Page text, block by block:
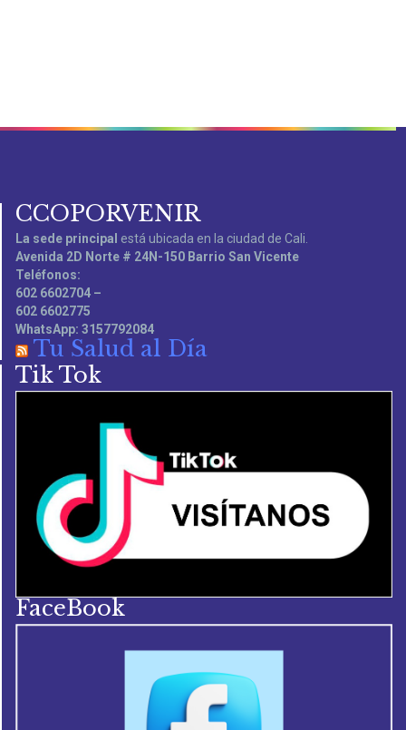
CCOPORVENIR
La sede principal está ubicada en la ciudad de Cali.
Avenida 2D Norte # 24N-150 Barrio San Vicente
Teléfonos:
602 6602704 –
602 6602775
WhatsApp: 3157792084
Tu Salud al Día
Tik Tok
FaceBook